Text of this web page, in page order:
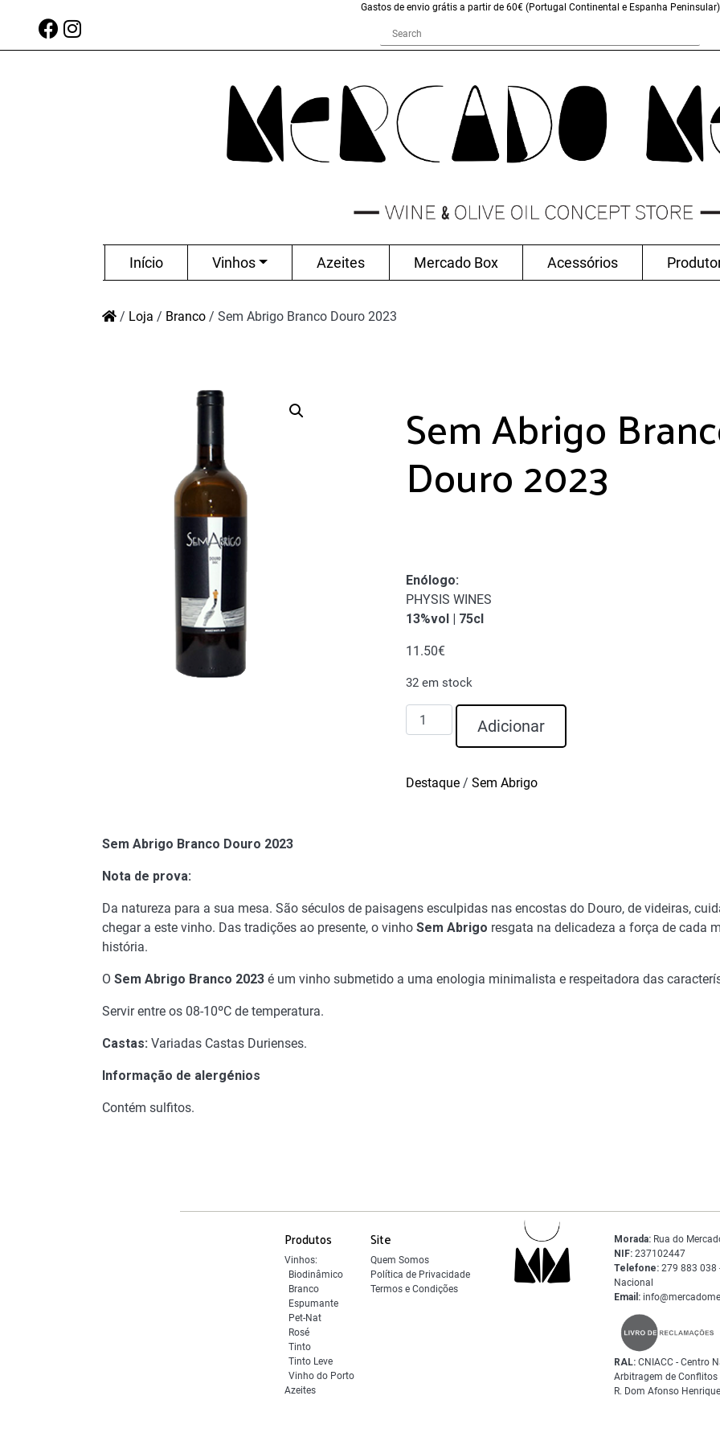
Gastos de envio grátis a partir de 60€ (Portugal Continental e Espanha Peninsular)
Início Vinhos Azeites Mercado Box Acessórios
/ Loja / Branco / Sem Abrigo Branco Douro 2023
Sem Abrigo
Douro 2023
Enólogo:
PHYSIS WINES
13%vol | 75cl
11.50€
32 em stock
Quantidade
de
Branco
Adicionar
Destaque/ Sem Abrigo
Sem Abrigo Branco Douro 2023
Nota de prova:
Da natureza para a sua mesa. São séculos de paisagens esculpidas nas encostas do Douro, de videiras,
chegar a este vinho. Das tradições ao presente, o vinho Sem Abrigo resgata na delicadeza a força de cada
história.
O Sem Abrigo Branco 2023 é um vinho submetido a uma enologia minimalista e respeitadora das
Servir entre os 08-10ºC de temperatura.
Castas: Variadas Castas Durienses.
Informação de alergénios
Contém sulfitos.
Produtos
Vinhos:
Biodinâmico
Branco
Espumante
Pet-Nat
Rosé
Tinto
Tinto Leve
Vinho do Porto
Azeites
Site
Quem Somos
Política de Privacidade
Termos e Condições
Morada:Rua do
NIF:237102447
Telefone:279 883 038
Nacional
Email:
RAL:CNIACC - Centro
Arbitragem de Conflitos
R. Dom Afonso